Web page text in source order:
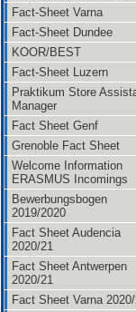
Fact-Sheet Varna
Fact-Sheet Dundee
KOOR/BEST
Fact-Sheet Luzern
Praktikum Store
Manager
Fact Sheet Genf
Grenoble Fact Sheet
Welcome Information
ERASMUS Incomings
Bewerbungsbogen
2019/2020
Fact Sheet Audencia
2020/21
Fact Sheet Antwerpen
2020/21
Fact Sheet Varna